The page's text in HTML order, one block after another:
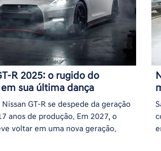
R 2025: o rugido do
sua última dança
GT-R se despede da geração
anos de produção. Em 2027, o
voltar em uma nova geração.